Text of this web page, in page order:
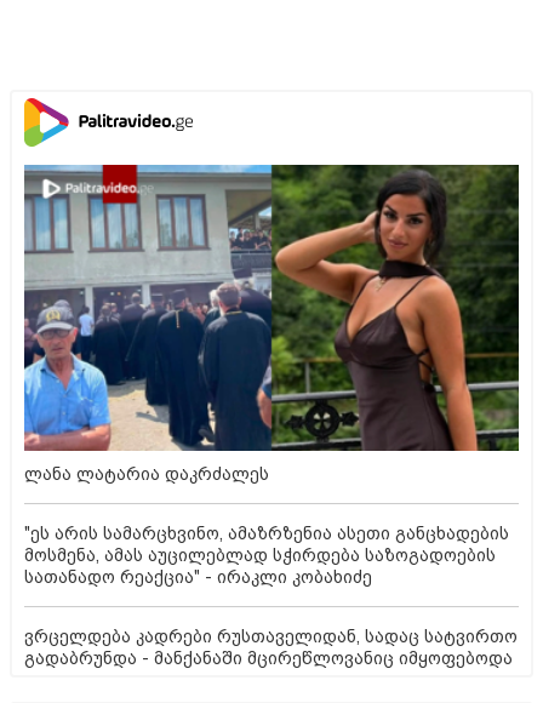
ლანა ლატარია დაკრძალეს
"ეს არის სამარცხვინო, ამაზრზენია ასეთი განცხადების
მოსმენა, ამას აუცილებლად სჭირდება საზოგადოების
სათანადო რეაქცია" - ირაკლი კობახიძე
ვრცელდება კადრები რუსთაველიდან, სადაც სატვირთო
გადაბრუნდა - მანქანაში მცირეწლოვანიც იმყოფებოდა